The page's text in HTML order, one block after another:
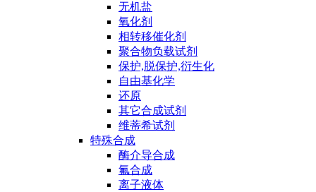
无机盐
氧化剂
相转移催化剂
聚合物负载试剂
保护,脱保护,衍生化
自由基化学
还原
其它合成试剂
维蒂希试剂
特殊合成
酶介导合成
氟合成
离子液体